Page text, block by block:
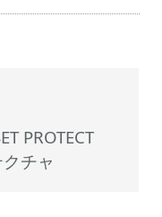
PROTECT
チャ